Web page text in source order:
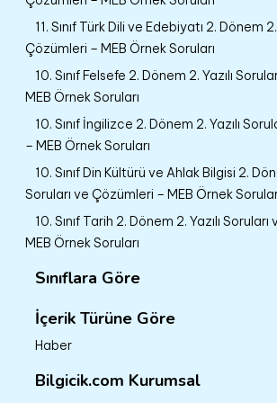
11. Sınıf Türk Dili ve Edebiyatı 2. Dönem
Çözümleri – MEB Örnek Soruları
10. Sınıf Felsefe 2. Dönem 2. Yazılı
MEB Örnek Soruları
10. Sınıf İngilizce 2. Dönem 2. Yazılı
– MEB Örnek Soruları
10. Sınıf Din Kültürü ve Ahlak Bilgisi 2.
Soruları ve Çözümleri – MEB Örnek
10. Sınıf Tarih 2. Dönem 2. Yazılı
MEB Örnek Soruları
Sınıflara Göre
İçerik Türüne Göre
Haber
Bilgicik.com Kurumsal